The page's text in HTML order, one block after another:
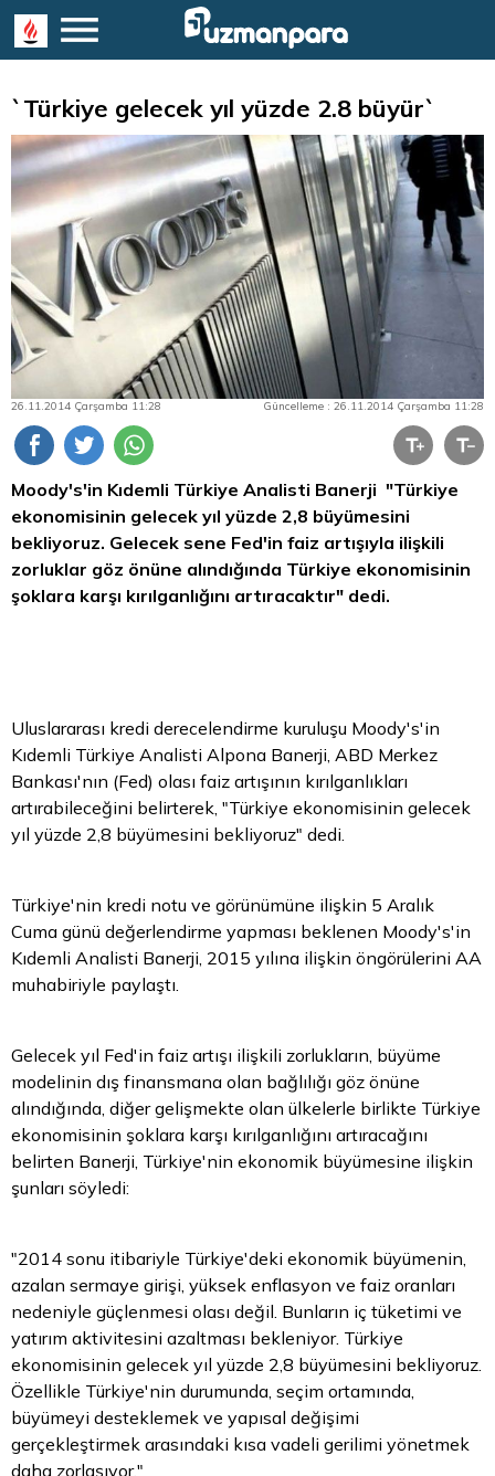
`Türkiye gelecek yıl yüzde 2.8 büyür`
26.11.2014 Çarşamba 11:28 Güncelleme : 26.11.2014 Çarşamba 11:28
Moody's'in Kıdemli Türkiye Analisti Banerji "Türkiye
ekonomisinin gelecek yıl yüzde 2,8 büyümesini
bekliyoruz. Gelecek sene Fed'in faiz artışıyla ilişkili
zorluklar göz önüne alındığında Türkiye ekonomisinin
şoklara karşı kırılganlığını artıracaktır" dedi.
Uluslararası kredi derecelendirme kuruluşu Moody's'in
Kıdemli Türkiye Analisti Alpona Banerji, ABD Merkez
Bankası'nın (Fed) olası faiz artışının kırılganlıkları
artırabileceğini belirterek, "Türkiye ekonomisinin gelecek
yıl yüzde 2,8 büyümesini bekliyoruz" dedi.
Türkiye'nin kredi notu ve görünümüne ilişkin 5 Aralık
Cuma günü değerlendirme yapması beklenen Moody's'in
Kıdemli Analisti Banerji, 2015 yılına ilişkin öngörülerini AA
muhabiriyle paylaştı.
Gelecek yıl Fed'in faiz artışı ilişkili zorlukların, büyüme
modelinin dış finansmana olan bağlılığı göz önüne
alındığında, diğer gelişmekte olan ülkelerle birlikte Türkiye
ekonomisinin şoklara karşı kırılganlığını artıracağını
belirten Banerji, Türkiye'nin ekonomik büyümesine ilişkin
şunları söyledi:
"2014 sonu itibariyle Türkiye'deki ekonomik büyümenin,
azalan sermaye girişi, yüksek enflasyon ve faiz oranları
nedeniyle güçlenmesi olası değil. Bunların iç tüketimi ve
yatırım aktivitesini azaltması bekleniyor. Türkiye
ekonomisinin gelecek yıl yüzde 2,8 büyümesini bekliyoruz.
Özellikle Türkiye'nin durumunda, seçim ortamında,
büyümeyi desteklemek ve yapısal değişimi
gerçekleştirmek arasındaki kısa vadeli gerilimi yönetmek
daha zorlaşıyor."